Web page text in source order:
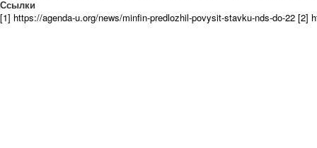
Ссылки
[1] https://agenda-u.org/news/minfin-predlozhil-povysit-stavku-nds-do-22 [2]